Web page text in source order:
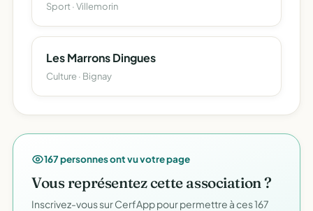
Sport · Villemorin
Les Marrons Dingues
Culture · Bignay
167 personnes ont vu votre page
Vous représentez cette association ?
Inscrivez-vous sur CerfApp pour permettre à ces 167